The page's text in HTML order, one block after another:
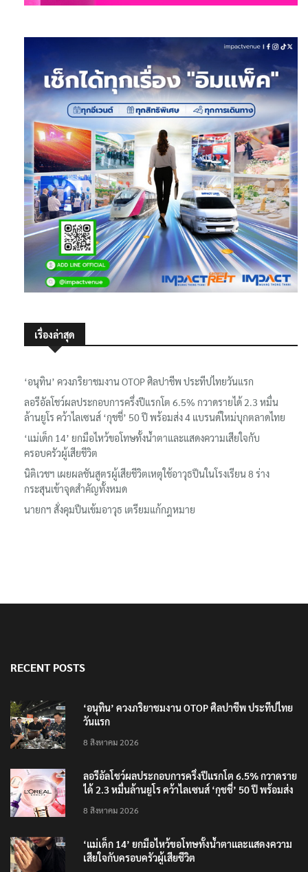
เรื่องล่าสุด
‘อนุทิน’ ควงภริยาชมงาน OTOP ศิลปาชีพ ประทีปไทยวันแรก
ลอรีอัลโชว์ผลประกอบการครึ่งปีแรกโต 6.5% กวาดรายได้ 2.3 หมื่น
ล้านยูโร คว้าไลเซนส์ ‘กุชชี่’ 50 ปี พร้อมส่ง 4 แบรนด์ใหม่บุกตลาดไทย
‘แม่เด็ก 14’ ยกมือไหว้ขอโทษทั้งน้ำตาและแสดงความเสียใจกับ
ครอบครัวผู้เสียชีวิต
นิติเวชฯ เผยผลชันสูตรผู้เสียชีวิตเหตุใช้อาวุธปืนในโรงเรียน 8 ร่าง
กระสุนเข้าจุดสำคัญทั้งหมด
นายกฯ สั่งคุมปืนเข้มอาวุธ เตรียมแก้กฎหมาย
RECENT POSTS
‘อนุทิน’ ควงภริยาชมงาน OTOP ศิลปาชีพ ประทีปไทย
วันแรก
8 สิงหาคม 2026
ลอรีอัลโชว์ผลประกอบการครึ่งปีแรกโต 6.5% กวาดราย
ได้ 2.3 หมื่นล้านยูโร คว้าไลเซนส์ ‘กุชชี่’ 50 ปี พร้อมส่ง
8 สิงหาคม 2026
‘แม่เด็ก 14’ ยกมือไหว้ขอโทษทั้งน้ำตาและแสดงความ
เสียใจกับครอบครัวผู้เสียชีวิต